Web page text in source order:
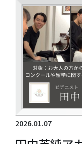
2026.01.07